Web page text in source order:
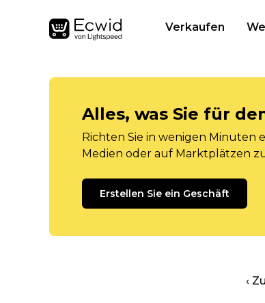
Verkaufen
Alles, was Sie für
Richten Sie in wenigen Minuten
Medien oder auf Marktplätzen
Erstellen Sie ein Geschäft
‹